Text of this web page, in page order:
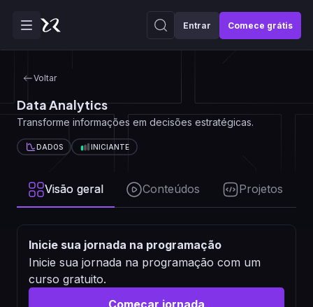
Entrar Comece grátis
Voltar
Data Analytics
Transforme informações em decisões estratégicas.
DADOS INICIANTE
Visão geral Conteúdos Projetos
Inicie sua jornada na programação
Inicie sua jornada na programação com um
curso gratuito.
Começar jornada